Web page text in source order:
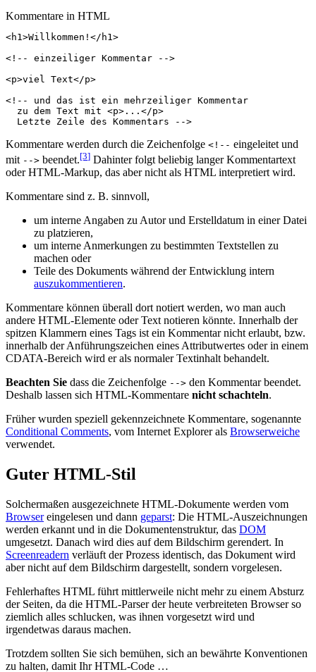
Kommentare in HTML
<h1 >Willkommen! </ h1 >
<!-- einzeiliger Kommentar -->
<p>viel Text</p>
<!-- und das ist ein mehrzeiliger Kommentar
  zu dem Text mit <p>...</p>
  Letzte Zeile des Kommentars -->
Kommentare werden durch die Zeichenfolge <!-- eingeleitet und
mit --> beendet.[3] Dahinter folgt beliebig langer Kommentartext
oder HTML-Markup, das aber nicht als HTML interpretiert wird.
Kommentare sind z. B. sinnvoll,
um interne Angaben zu Autor und Erstelldatum in einer Datei
zu platzieren,
um interne Anmerkungen zu bestimmten Textstellen zu
machen oder
Teile des Dokuments während der Entwicklung intern
auszukommentieren.
Kommentare können überall dort notiert werden, wo man auch
andere HTML-Elemente oder Text notieren könnte. Innerhalb der
spitzen Klammern eines Tags ist ein Kommentar nicht erlaubt, bzw.
innerhalb der Anführungszeichen eines Attributwertes oder in einem
CDATA-Bereich wird er als normaler Textinhalt behandelt.
Beachten Sie dass die Zeichenfolge --> den Kommentar beendet.
Deshalb lassen sich HTML-Kommentare nicht schachteln.
Früher wurden speziell gekennzeichnete Kommentare, sogenannte
Conditional Comments, vom Internet Explorer als Browserweiche
verwendet.
Guter HTML-Stil
Solchermaßen ausgezeichnete HTML-Dokumente werden vom
Browsereingelesen und dann geparst: Die HTML-Auszeichnungen
werden erkannt und in die Dokumentenstruktur, das DOM
umgesetzt. Danach wird dies auf dem Bildschirm gerendert. In
Screenreadern verläuft der Prozess identisch, das Dokument wird
aber nicht auf dem Bildschirm dargestellt, sondern vorgelesen.
Fehlerhaftes HTML führt mittlerweile nicht mehr zu einem Absturz
der Seiten, da die HTML-Parser der heute verbreiteten Browser so
ziemlich alles schlucken, was ihnen vorgesetzt wird und
irgendetwas daraus machen.
Trotzdem sollten Sie sich bemühen, sich an bewährte Konventionen
zu halten, damit Ihr HTML-Code …